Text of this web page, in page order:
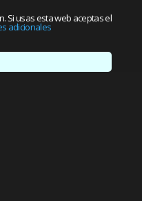
Si usas esta web aceptas el
adicionales